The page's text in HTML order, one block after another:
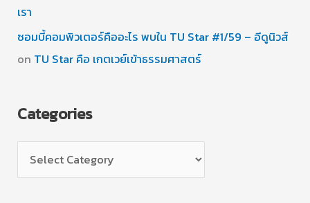
เรา
ซอมบี้คอมพิวเตอร์คืออะไร พบใน TU Star #1/59 – อีดูนิวส์
on TU Star คือ เกตเวย์เข้าธรรมศาสตร์
Categories
a